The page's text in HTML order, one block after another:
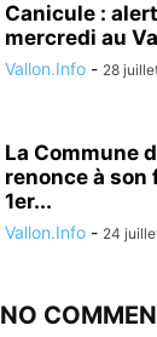
Canicule :
mercredi au
Vallon.Info - 28
La Commune
renonce à son
1er...
Vallon.Info - 24
NO